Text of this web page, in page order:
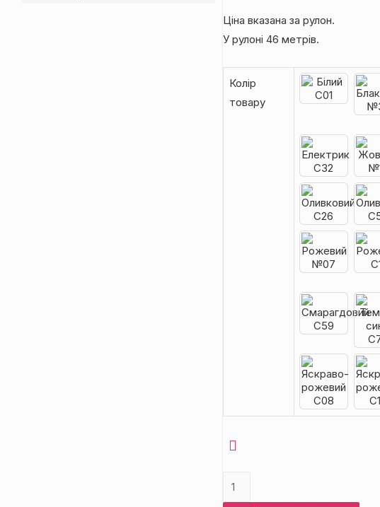
Ціна вказана за рулон.
У рулоні 46 метрів.
Колір
товару
Стрічка
оксамитова